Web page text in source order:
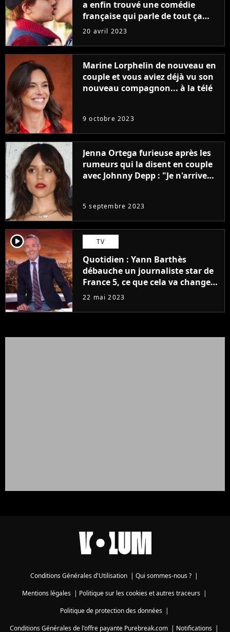
a enfin trouvé une comédie
française qui parle de tout ça
sans être super ringarde
20 avril 2023
Marine Lorphelin de nouveau en
couple et vous aviez déjà vu son
nouveau compagnon... à la télé
9 octobre 2023
Jenna Ortega furieuse après les
rumeurs qui la disent en couple
avec Johnny Depp : "Je n'arrive
5 septembre 2023
player2 TV
Quotidien : Yann Barthès
débauche un journaliste star de
France 5, ce que cela va changer
à la rentrée
22 mai 2023
Conditions Générales d'Utilisation Qui sommes-nous ?
Mentions légales| Politique sur les cookies et autres traceurs|
Politique de protection des données|
Conditions Générales de l'offre payante Purebreak.com
Notifications